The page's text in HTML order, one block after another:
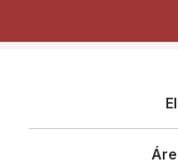
principal